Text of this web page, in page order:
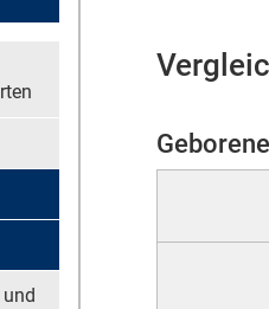
Datenbanken und Karten
Hamburg